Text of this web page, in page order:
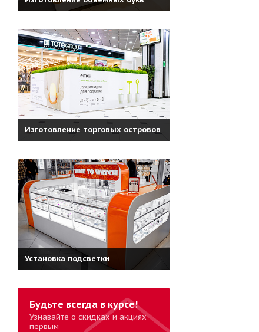
Изготовление торговых островов
Установка подсветки
Будьте всегда в курсе!
Узнавайте о скидках и акциях
первым